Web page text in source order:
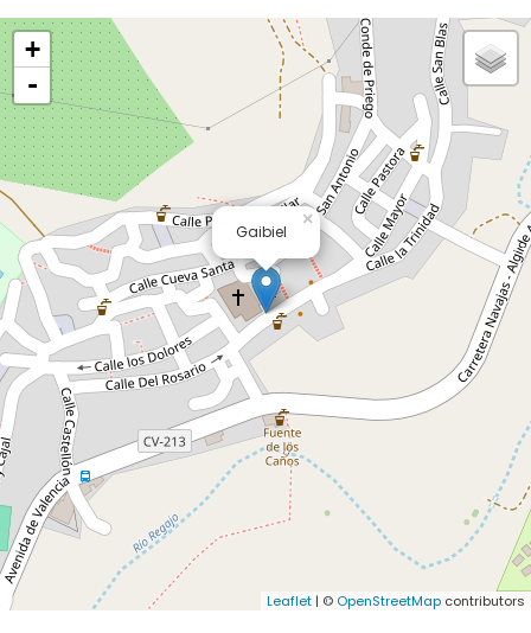
×
Gaibiel
+
-
Leaflet | © OpenStreetMap contributors